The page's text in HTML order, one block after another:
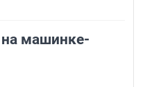
машинке-